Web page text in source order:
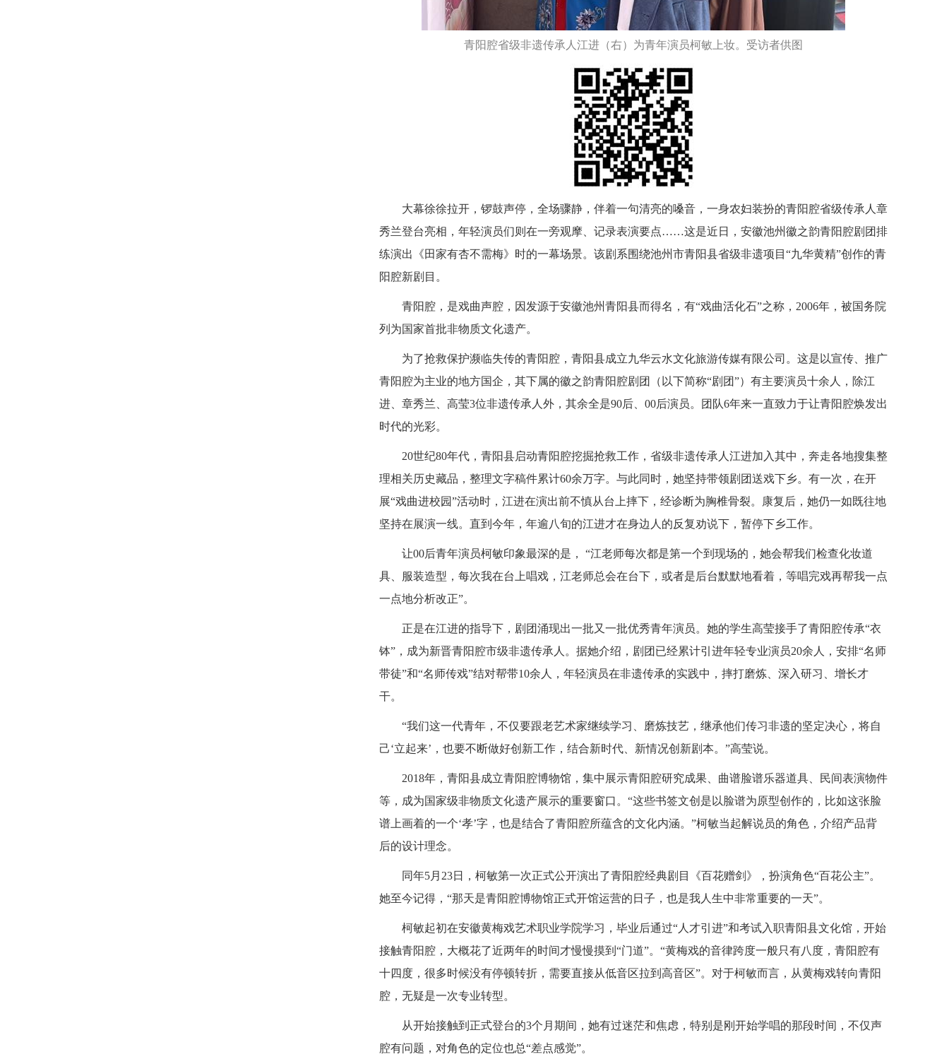
青阳腔省级非遗传承人江进（右）为青年演员柯敏上妆。受访者供图
大幕徐徐拉开，锣鼓声停，全场骤静，伴着一句清亮的嗓音，一身农妇装扮的青阳腔省级传承人章
秀兰登台亮相，年轻演员们则在一旁观摩、记录表演要点……这是近日，安徽池州徽之韵青阳腔剧团排
练演出《田家有杏不需梅》时的一幕场景。该剧系围绕池州市青阳县省级非遗项目“九华黄精”创作的青
阳腔新剧目。
青阳腔，是戏曲声腔，因发源于安徽池州青阳县而得名，有“戏曲活化石”之称，2006年，被国务院
列为国家首批非物质文化遗产。
为了抢救保护濒临失传的青阳腔，青阳县成立九华云水文化旅游传媒有限公司。这是以宣传、推广
青阳腔为主业的地方国企，其下属的徽之韵青阳腔剧团（以下简称“剧团”）有主要演员十余人，除江
进、章秀兰、高莹3位非遗传承人外，其余全是90后、00后演员。团队6年来一直致力于让青阳腔焕发出
时代的光彩。
20世纪80年代，青阳县启动青阳腔挖掘抢救工作，省级非遗传承人江进加入其中，奔走各地搜集整
理相关历史藏品，整理文字稿件累计60余万字。与此同时，她坚持带领剧团送戏下乡。有一次，在开
展“戏曲进校园”活动时，江进在演出前不慎从台上摔下，经诊断为胸椎骨裂。康复后，她仍一如既往地
坚持在展演一线。直到今年，年逾八旬的江进才在身边人的反复劝说下，暂停下乡工作。
让00后青年演员柯敏印象最深的是， “江老师每次都是第一个到现场的，她会帮我们检查化妆道
具、服装造型，每次我在台上唱戏，江老师总会在台下，或者是后台默默地看着，等唱完戏再帮我一点
一点地分析改正”。
正是在江进的指导下，剧团涌现出一批又一批优秀青年演员。她的学生高莹接手了青阳腔传承“衣
钵”，成为新晋青阳腔市级非遗传承人。据她介绍，剧团已经累计引进年轻专业演员20余人，安排“名师
带徒”和“名师传戏”结对帮带10余人，年轻演员在非遗传承的实践中，摔打磨炼、深入研习、增长才
干。
“我们这一代青年，不仅要跟老艺术家继续学习、磨炼技艺，继承他们传习非遗的坚定决心，将自
己‘立起来’，也要不断做好创新工作，结合新时代、新情况创新剧本。”高莹说。
2018年，青阳县成立青阳腔博物馆，集中展示青阳腔研究成果、曲谱脸谱乐器道具、民间表演物件
等，成为国家级非物质文化遗产展示的重要窗口。“这些书签文创是以脸谱为原型创作的，比如这张脸
谱上画着的一个‘孝’字，也是结合了青阳腔所蕴含的文化内涵。”柯敏当起解说员的角色，介绍产品背
后的设计理念。
同年5月23日，柯敏第一次正式公开演出了青阳腔经典剧目《百花赠剑》，扮演角色“百花公主”。
她至今记得，“那天是青阳腔博物馆正式开馆运营的日子，也是我人生中非常重要的一天”。
柯敏起初在安徽黄梅戏艺术职业学院学习，毕业后通过“人才引进”和考试入职青阳县文化馆，开始
接触青阳腔，大概花了近两年的时间才慢慢摸到“门道”。“黄梅戏的音律跨度一般只有八度，青阳腔有
十四度，很多时候没有停顿转折，需要直接从低音区拉到高音区”。对于柯敏而言，从黄梅戏转向青阳
腔，无疑是一次专业转型。
从开始接触到正式登台的3个月期间，她有过迷茫和焦虑，特别是刚开始学唱的那段时间，不仅声
腔有问题，对角色的定位也总“差点感觉”。